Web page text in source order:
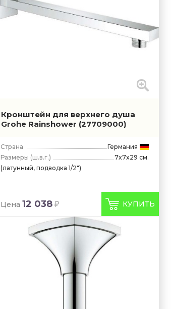
Кронштейн для верхнего душа
Grohe Rainshower (27709000)
Страна
Германия
Размеры (ш.в.г.)
7x7x29 см.
(латунный, подводка 1/2")
Цена 12 038 КУПИТЬ